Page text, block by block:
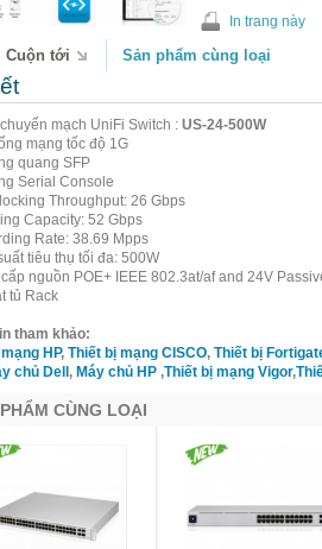
In trang này
Cuộn tới Sản phẩm cùng loại
mạch UniFi Switch : US-24-500W
mạng tốc độ 1G
quang SFP
Serial Console
Throughput: 26 Gbps
Capacity: 52 Gbps
Rate: 38.69 Mpps
tiêu thụ tối đa: 500W
cấp nguồn POE+ IEEE 802.3at/af and 24V
tủ Rack
tham khảo:
HP, Thiết bị mạng CISCO, Thiết bị
chủ Dell , Máy chủ HP ,Thiết bị mạng Vigor,
CÙNG LOẠI